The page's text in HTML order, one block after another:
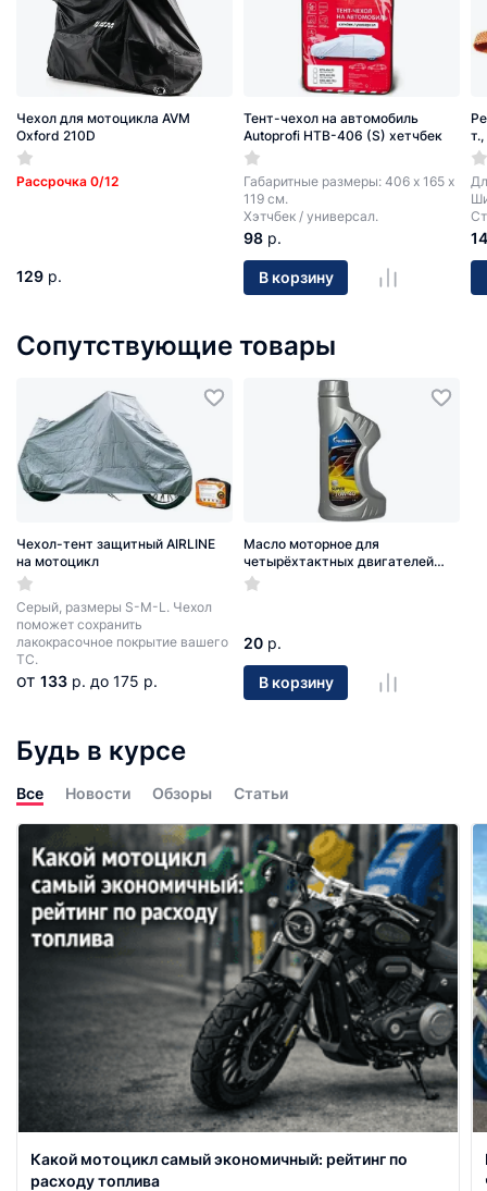
Чехол для мотоцикла AVM
Oxford 210D
Рассрочка 0/12
129 р.
Тент-чехол на автомобиль
Autoprofi HTB-406 (S) хетчбек
Габаритные размеры: 406 х 165 х
119 см.
Хэтчбек / универсал.
98 р.
В корзину
14
Сопутствующие товары
Чехол-тент защитный AIRLINE
на мотоцикл
Серый, размеры S-M-L. Чехол
поможет сохранить
лакокрасочное покрытие вашего
ТС.
от 133 р. до 175 р.
Масло моторное для
четырёхтактных двигателей
Gazpromneft Super 10W-40 4T 1л
20 р.
В корзину
Будь в курсе
Все Новости Обзоры Статьи
Какой мотоцикл самый экономичный: рейтинг по
расходу топлива